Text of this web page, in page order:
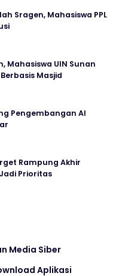
Sragen, Mahasiswa PPL
Mahasiswa UIN Sunan
Masjid
Pengembangan Al
Rampung Akhir
Prioritas
Media Siber
Aplikasi